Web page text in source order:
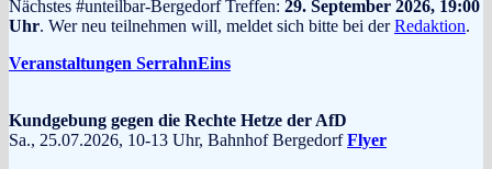
Nächstes #unteilbar-Bergedorf Treffen: 29. September 2026, 19:00
Uhr. Wer neu teilnehmen will, meldet sich bitte bei derRedaktion.
Veranstaltungen SerrahnEins
Kundgebung gegen die Rechte Hetze der AfD
Sa., 25.07.2026, 10-13 Uhr, Bahnhof BergedorfFlyer